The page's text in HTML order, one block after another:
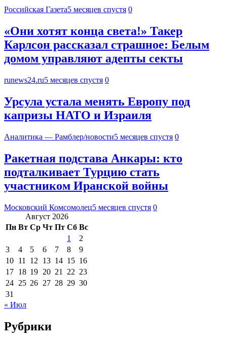
Российская Газета5 месяцев спустя 0
«Они хотят конца света!» Такер
Карлсон рассказал страшное: Белым
домом управляют адепты секты
runews24.ru5 месяцев спустя 0
Урсула устала менять Европу под
капризы НАТО и Израиля
Аналитика — Рамблер/новости5 месяцев спустя 0
Ракетная подстава Анкары: кто
подталкивает Турцию стать
участником Иранской войны
Московский Комсомолец5 месяцев спустя 0
Август 2026
Пн Вт Ср Чт Пт Сб Вс
1
2
3
4 5 6 7 8
9
10 11 12 13 14 15 16
17 18 19 20 21 22 23
24 25 26 27 28 29 30
31
« Июл
Рубрики